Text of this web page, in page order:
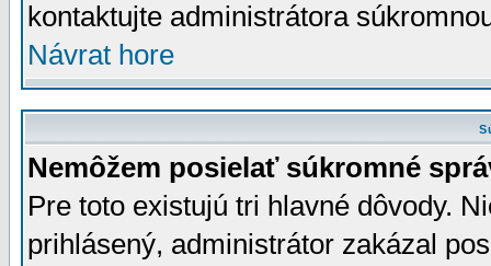
kontaktujte administrátora
Návrat hore
Nemôžem posielať súkromné
Pre toto existujú tri hlavné dôvody.
prihlásený, administrátor zakázal